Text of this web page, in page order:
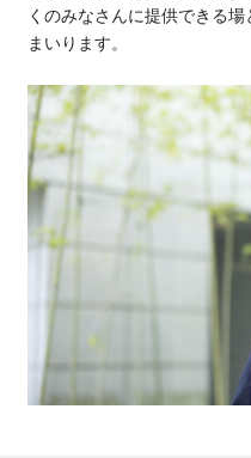
くのみなさんに提供できる
まいります。